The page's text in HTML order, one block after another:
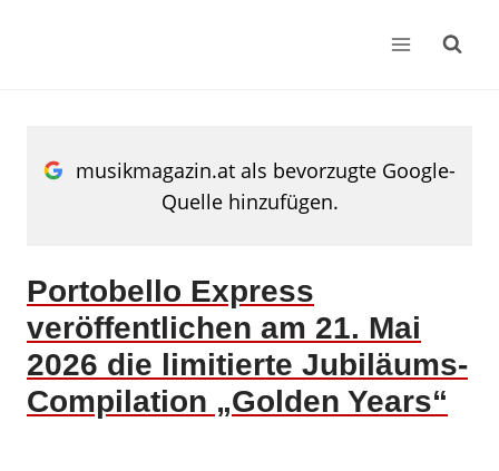
musikmagazin.at als bevorzugte Google-
Quelle hinzufügen.
Portobello Express
veröffentlichen am 21. Mai
2026 die limitierte Jubiläums-
Compilation „Golden Years“